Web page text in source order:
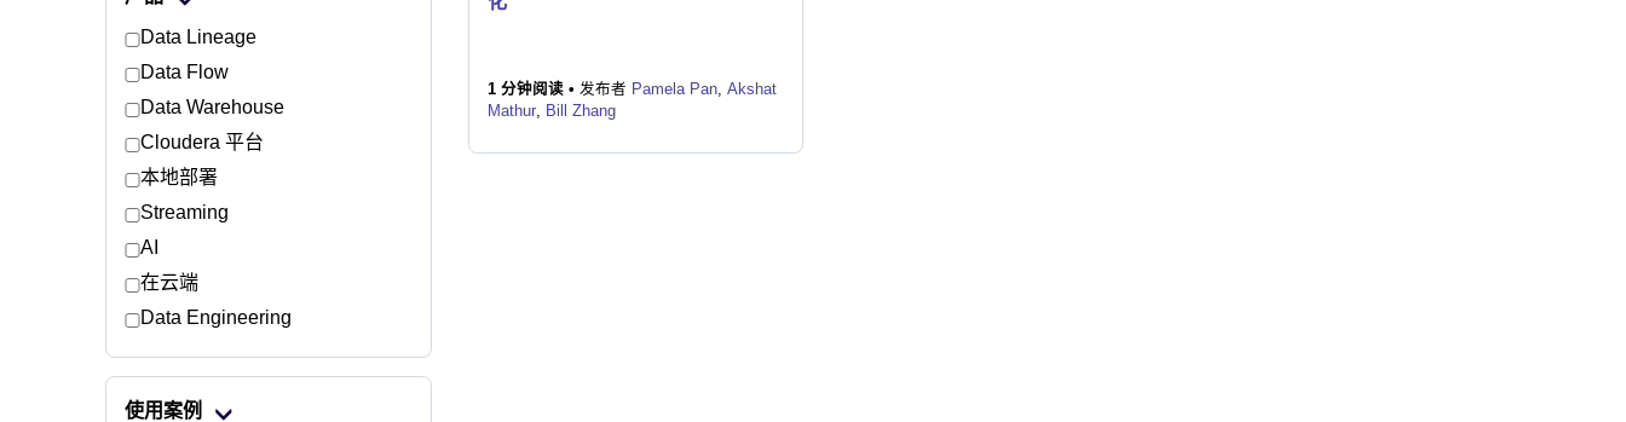
Data Lineage
Data Flow
Data Warehouse
Cloudera 平台
本地部署
Streaming
AI
在云端
Data Engineering
使用案例
1 分钟阅读 • 发布者 Pamela Pan, Akshat
Mathur, Bill Zhang